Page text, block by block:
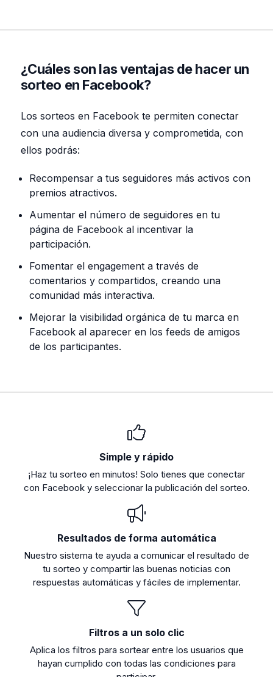
¿Cuáles son las ventajas de hacer un
sorteo en Facebook?
Los sorteos en Facebook te permiten conectar
con una audiencia diversa y comprometida, con
ellos podrás:
Recompensar a tus seguidores más activos con
premios atractivos.
Aumentar el número de seguidores en tu
página de Facebook al incentivar la
participación.
Fomentar el engagement a través de
comentarios y compartidos, creando una
comunidad más interactiva.
Mejorar la visibilidad orgánica de tu marca en
Facebook al aparecer en los feeds de amigos
de los participantes.
Simple y rápido
¡Haz tu sorteo en minutos! Solo tienes que conectar
con Facebook y seleccionar la publicación del sorteo.
Resultados de forma automática
Nuestro sistema te ayuda a comunicar el resultado de
tu sorteo y compartir las buenas noticias con
respuestas automáticas y fáciles de implementar.
Filtros a un solo clic
Aplica los filtros para sortear entre los usuarios que
hayan cumplido con todas las condiciones para